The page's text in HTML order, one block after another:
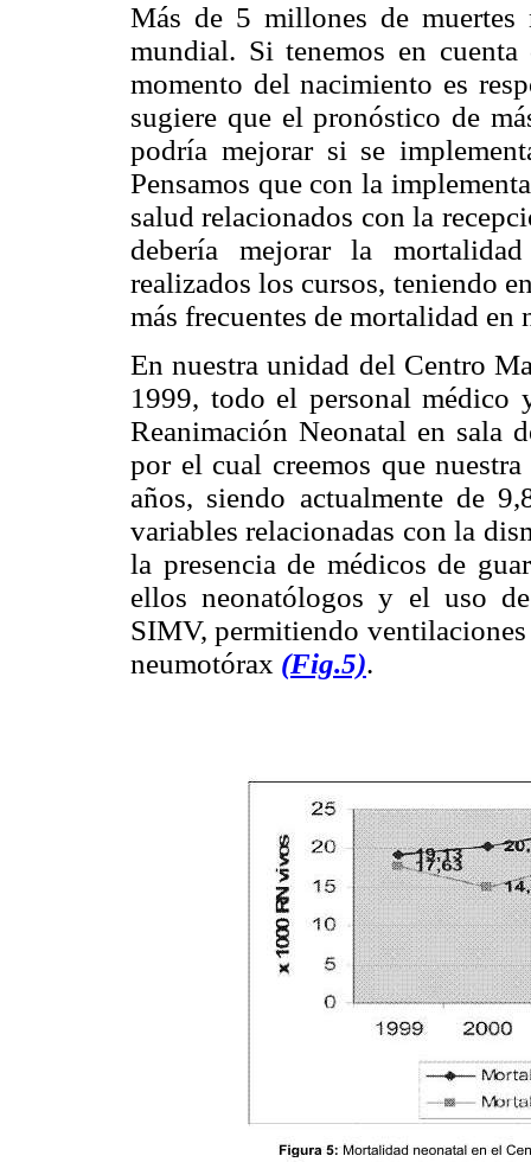
Más de 5 millones de muertes
mundial. Si tenemos en
momento del nacimiento es
sugiere que el pronóstico de
podría mejorar si se
Pensamos que con la
salud relacionados con la
debería mejorar la
realizados los cursos, teniendo
más frecuentes de mortalidad en
En nuestra unidad del Centro
1999, todo el personal médico
Reanimación Neonatal en sala
por el cual creemos que
años, siendo actualmente de
variables relacionadas con la
la presencia de médicos de
ellos neonatólogos y el uso
SIMV, permitiendo
neumotórax (Fig.5).